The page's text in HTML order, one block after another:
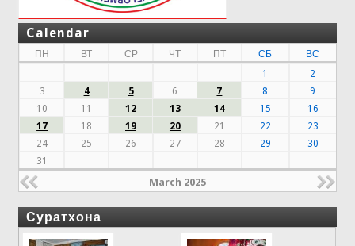
Calendar
ПН ВТ СР ЧТ ПТ СБ
ВС
1
2
3
4 5 6 7 8
9
10
11 12 13 14 15
16
17
18 19 20 21 22
23
24
25 26 27 28 29
30
31
March 2025
Суратхона